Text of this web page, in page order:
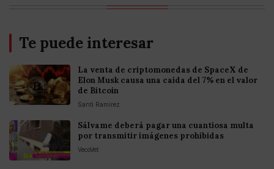
Te puede interesar
La venta de criptomonedas de SpaceX de
Elon Musk causa una caída del 7% en el valor
de Bitcoin
Santi Ramirez
Sálvame deberá pagar una cuantiosa multa
por transmitir imágenes prohibidas
VecoVet